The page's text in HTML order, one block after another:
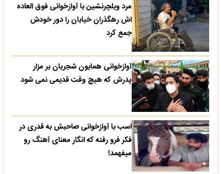
مرد ویلچرنشین با آوازخوانی فوق العاده
اش رهگذران خیابان را دور خودش
جمع کرد
آوازخوانی همایون شجریان بر مزار
پدرش که هیچ وقت قدیمی نمی شود
اسب با آوازخوانی صاحبش به قدری در
فکر فرو رفته که انگار معنای آهنگ رو
میفهمد!